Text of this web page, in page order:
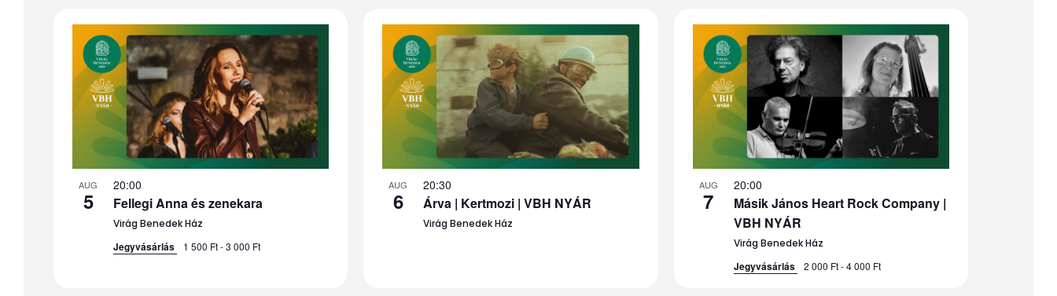
List
of
events
in
Photo
View
AUG
5 Fellegi Anna és zenekara
Virág Benedek Ház
20:00
Jegyvásárlás 1 500 Ft - 3 000 Ft
AUG
6 Árva | Kertmozi | VBH NYÁR
Virág Benedek Ház
20:30 AUG
7
Másik János Heart Rock Company |
VBH NYÁR
Virág Benedek Ház
20:00
Jegyvásárlás 2 000 Ft - 4 000 Ft